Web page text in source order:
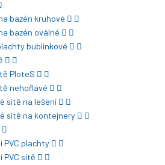
bazén kruhové
bazén oválné
bublinkové
PloteS
nehořlavé
sítě na lešení
sítě na kontejnery
PVC plachty
PVC sítě